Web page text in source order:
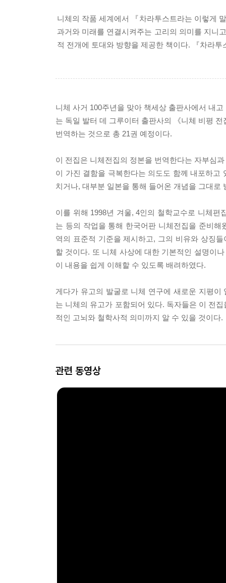
니체의 작품 세계에서 『차라투스트라는 이렇게
과거와 미래를 연결시켜주는 고리의 의미를 지니
적 전개에 토대와 방향을 제공한 책이다. 『차라
니체 사거 100주년을 맞아 책세상 출판사에서 내
는 독일 발터 데 그루이터 출판사의 《니체 비평
번역하는 것으로 총 21권 예정이다.
이 전집은 니체전집의 정본을 번역한다는 자부심
이 가진 결함을 극복한다는 의도도 함께 내포하
치거나, 대부분 일본을 통해 들어온 개념을 그대
이를 위해 1998년 겨울, 4인의 철학교수로 니체
는 등의 작업을 통해 한국어판 니체전집을 준비
역의 표준적 기준을 제시하고, 그의 비유와 상징
할 것이다. 또 니체 사상에 대한 기본적인 설명이
이 내용을 쉽게 이해할 수 있도록 배려하였다.
게다가 유고의 발굴로 니체 연구에 새로운 지평
는 니체의 유고가 포함되어 있다. 독자들은 이 전
적인 고뇌와 철학사적 의미까지 알 수 있을 것이다.
관련 동영상